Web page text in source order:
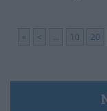
« < ... 10 20